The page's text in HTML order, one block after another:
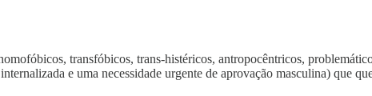
transfóbicos, trans-histéricos, antropocêntricos,
e uma necessidade urgente de aprovação masculina) que